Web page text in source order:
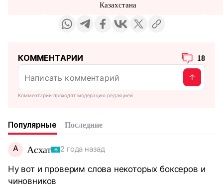
Казахстана
КОММЕНТАРИИ 18
Комментарии проходят модерацию редакцией
Популярные Последние
А Асхат 2 года назад
Ну вот и проверим слова некоторых боксеров и
чиновников